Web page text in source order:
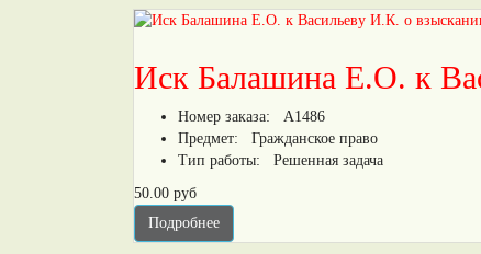
Иск Балашина Е.О. к
Номер заказа:
А1486
Предмет:
Гражданское право
Тип работы:
Решенная задача
50.00 руб
Подробнее